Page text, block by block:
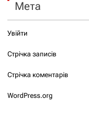
Мета
Увійти
Стрічка записів
Стрічка коментарів
WordPress.org